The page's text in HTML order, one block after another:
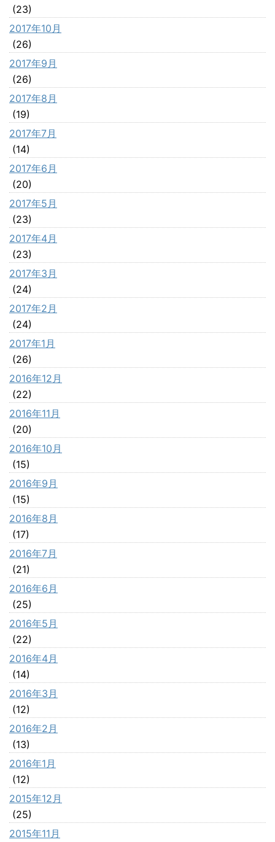
(23)
2017年10月
(26)
2017年9月
(26)
2017年8月
(19)
2017年7月
(14)
2017年6月
(20)
2017年5月
(23)
2017年4月
(23)
2017年3月
(24)
2017年2月
(24)
2017年1月
(26)
2016年12月
(22)
2016年11月
(20)
2016年10月
(15)
2016年9月
(15)
2016年8月
(17)
2016年7月
(21)
2016年6月
(25)
2016年5月
(22)
2016年4月
(14)
2016年3月
(12)
2016年2月
(13)
2016年1月
(12)
2015年12月
(25)
2015年11月